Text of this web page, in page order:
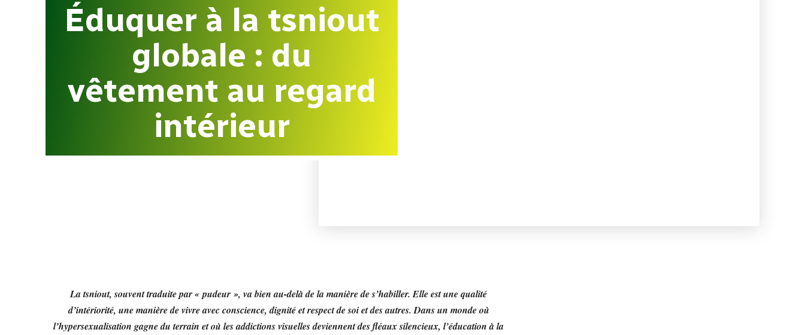
Éduquer à la tsniout
globale : du
vêtement au regard
intérieur
La tsniout, souvent traduite par « pudeur », va bien au-delà de la manière de s’habiller. Elle est une qualité
d’intériorité, une manière de vivre avec conscience, dignité et respect de soi et des autres. Dans un monde où
l’hypersexualisation gagne du terrain et où les addictions visuelles deviennent des fléaux silencieux, l’éducation à la